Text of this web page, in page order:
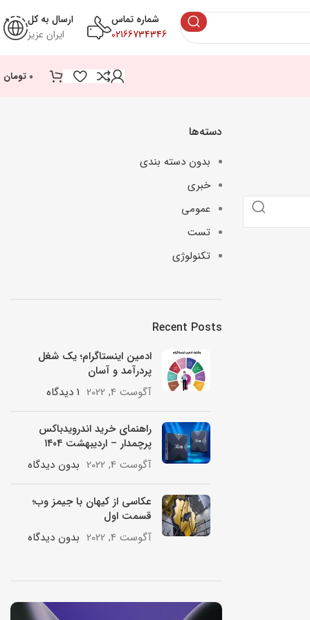
شماره تماس
02166734346
ارسال به کل
ایران عزیز
0 تومان
دسته‌ها
بدون دسته بندی
خبری
عمومی
تست
تکنولوژی
Recent Posts
ادمین اینستاگرام؛ یک شغل
پردرآمد و آسان
آگوست 4, 2022
۱ دیدگاه
راهنمای خرید اندرویدباکس
پرچمدار – اردیبهشت ۱۴۰۴
آگوست 4, 2022
بدون دیدگاه
عکاسی از کیهان با جیمز وب؛
قسمت اول
آگوست 4, 2022
بدون دیدگاه